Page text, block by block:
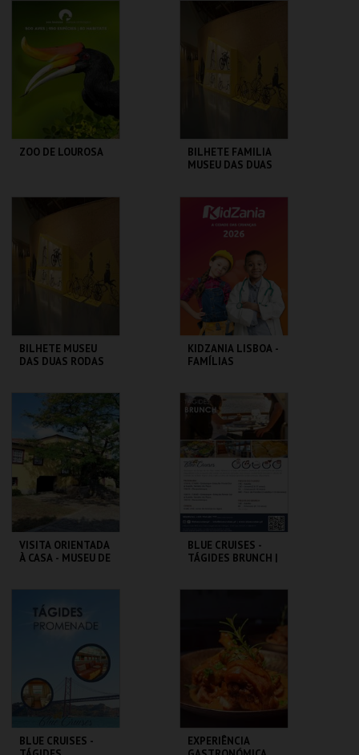
MUSEU DO CICLISMO
MAIS INFO MAIS INFO
COMPRAR
ZOO DE LOUROSA
ORNITOLÓGICO
MAIS INFO
COMPRAR
BILHETE FAMILIA
MUSEU DAS DUAS
M2R
MAIS INFO
COMPRAR
BILHETE MUSEU
DAS DUAS RODAS
MAIS INFO
COMPRAR
KIDZANIA LISBOA -
FAMÍLIAS
KIDZANIA
MAIS INFO
VISITA ORIENTADA
À CASA - MUSEU DE
MUSEU CAMILO
MAIS INFO
COMPRAR
BLUE CRUISES -
TÁGIDES BRUNCH |
MAIS INFO
COMPRAR
BLUE CRUISES -
EXPERIÊNCIA